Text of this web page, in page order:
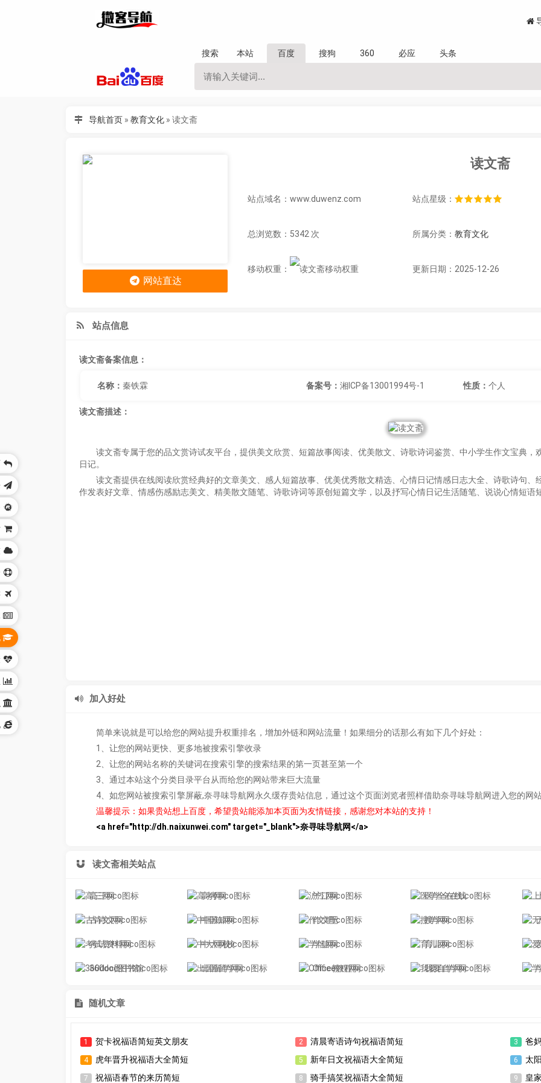
搜索 本站 百度 搜狗 360 必应 头条
导航首页» 教育文化» 读文斋
读文斋
站点域名：www.duwenz.com 站点星级：
总浏览数：5342 次 所属分类：教育文化
移动权重： 更新日期：2025-12-26
网站直达
站点信息
读文斋备案信息：
名称： 秦铁霖 备案号： 湘ICP备13001994号-1 性质： 个人
读文斋描述：
读文斋专属于您的品文赏诗试友平台，提供美文欣赏、短篇故事阅读、优美散文、诗歌诗词鉴赏、中小学生作文宝典
日记。
读文斋提供在线阅读欣赏经典好的文章美文、感人短篇故事、优美优秀散文精选、心情日记情感日志大全、诗歌诗句
作发表好文章、情感伤感励志美文、精美散文随笔、诗歌诗词等原创短篇文学，以及抒写心情日记生活随笔、说说心情短语
加入好处
简单来说就是可以给您的网站提升权重排名，增加外链和网站流量！如果细分的话那么有如下几个好处：
1、让您的网站更快、更多地被搜索引擎收录
2、让您的网站名称的关键词在搜索引擎的搜索结果的第一页甚至第一个
3、通过本站这个分类目录平台从而给您的网站带来巨大流量
4、如您网站被搜索引擎屏蔽,奈寻味导航网永久缓存贵站信息，通过这个页面浏览者照样借助奈寻味导航网进入您的网
温馨提示：如果贵站想上百度，希望贵站能添加本页面为友情链接，感谢您对本站的支持！
<a href="http://dh.naixunwei.com" target="_blank">奈寻味导航网</a>
读文斋相关站点
高三网 高考网 沪江网 医学全在线
古诗文网 中国知网 作文吧 搜学网
考试资料网 中大网校 学信网 育儿网
360doc图书馆 出国留学网 Office教程网 我要自学网
随机文章
1 贺卡祝福语简短英文朋友 2 清晨寄语诗句祝福语简短 3 爸
4 虎年晋升祝福语大全简短 5 新年日文祝福语大全简短 6 太
7 祝福语春节的来历简短 8 骑手搞笑祝福语大全简短 9 皇